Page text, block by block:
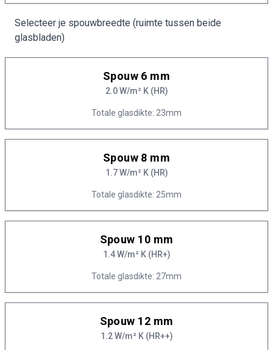
Selecteer je spouwbreedte (ruimte tussen beide
glasbladen)
Spouw 6 mm
2.0 W/m² K (HR)
Totale glasdikte: 23mm
Spouw 8 mm
1.7 W/m² K (HR)
Totale glasdikte: 25mm
Spouw 10 mm
1.4 W/m² K (HR+)
Totale glasdikte: 27mm
Spouw 12 mm
1.2 W/m² K (HR++)